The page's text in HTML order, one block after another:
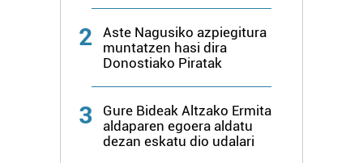
2
Aste Nagusiko azpiegitura
muntatzen hasi dira
Donostiako Piratak
3
Gure Bideak Altzako Ermita
aldaparen egoera aldatu
dezan eskatu dio udalari